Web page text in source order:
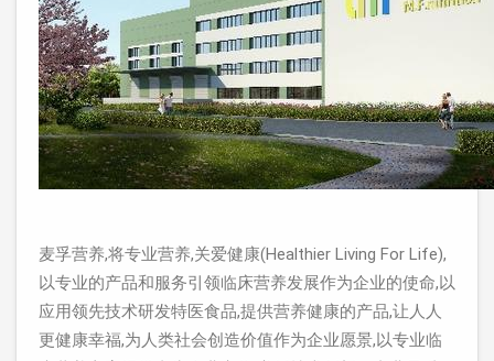
麦孚营养,将专业营养,关爱健康(Healthier Living For Life),
以专业的产品和服务引领临床营养发展作为企业的使命,以
应用领先技术研发特医食品,提供营养健康的产品,让人人
更健康幸福,为人类社会创造价值作为企业愿景,以专业临